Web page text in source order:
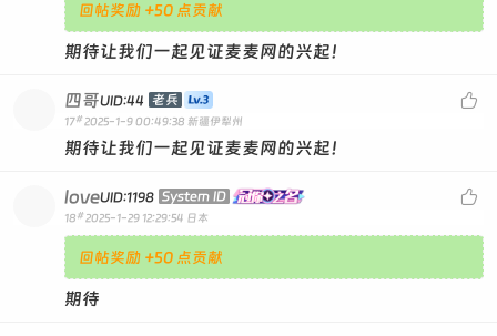
回帖奖励 +50 点贡献
期待让我们一起见证麦麦网的兴起！

四哥UID:44 老兵
17# 2025-1-9 00:49:38 新疆伊犁州
期待让我们一起见证麦麦网的兴起！

loveUID:1198 System ID
18 # 2025-1-29 12:29:54 日本
回帖奖励 +50 点贡献
期待